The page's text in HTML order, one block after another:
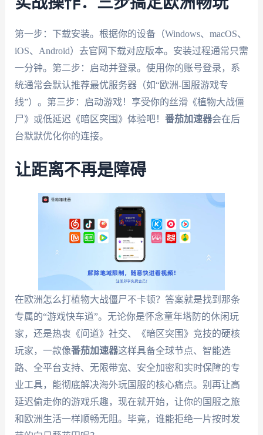
第一步：下载安装。根据你的设备（Windows、macOS、
iOS、Android）去官网下载对应版本。安装过程通常只需
一分钟。第二步：启动并登录。使用你的账号登录，系
统通常会默认推荐最优服务器（如“欧洲-国服游戏专
线”）。第三步：启动游戏！享受你的丝滑《植物大战僵
尸》或低延迟《暗区突围》体验吧！ 番茄加速器会在后
台默默优化你的连接。
让距离不再是障碍
在欧洲怎么打植物大战僵尸不卡顿？答案就是找到那条
专属的“游戏快车道”。无论你是怀念童年塔防的休闲玩
家，还是热衷《问道》社交、《暗区突围》竞技的硬核
玩家，一款像番茄加速器这样具备全球节点、智能选
路、全平台支持、无限带宽、安全加密和实时保障的专
业工具，能彻底解决海外玩国服的核心痛点。别再让高
延迟偷走你的游戏乐趣，现在就开始，让你的国服之旅
和欧洲生活一样顺畅无阻。毕竟，谁能拒绝一片按时发